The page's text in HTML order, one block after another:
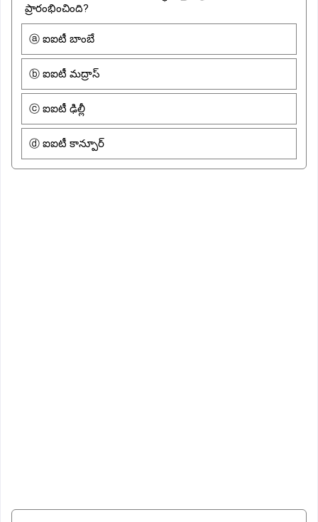
ప్రారంభించింది?
ⓐ ఐఐటీ బాంబే
ⓑ ఐఐటీ మద్రాస్
ⓒ ఐఐటీ ఢిల్లీ
ⓓ ఐఐటీ కాన్పూర్